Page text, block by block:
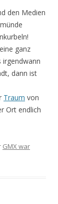
den Medien
ganz
irgendwann
dann ist
Traum von
Ort endlich
GMX war